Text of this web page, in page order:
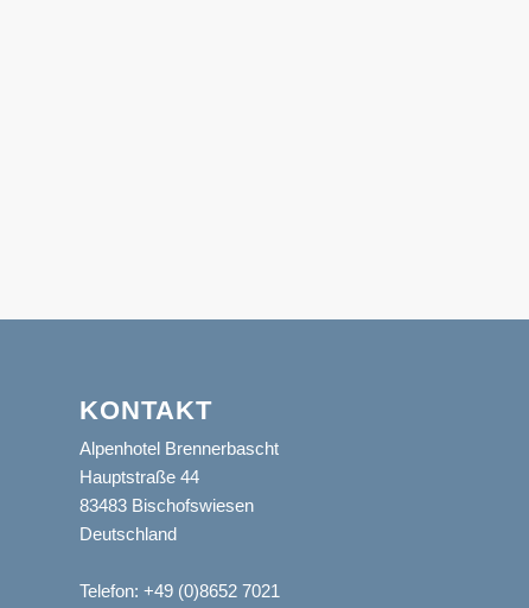
KONTAKT
Alpenhotel Brennerbascht
Hauptstraße 44
83483 Bischofswiesen
Deutschland
Telefon: +49 (0)8652 7021